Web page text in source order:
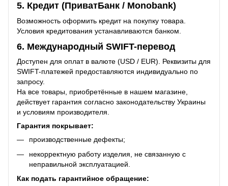
5. Кредит (ПриватБанк / Monobank)
Возможность оформить кредит на покупку товара.
Условия кредитования устанавливаются банком.
6. Международный SWIFT-перевод
Доступен для оплат в валюте (USD / EUR). Реквизиты для
SWIFT-платежей предоставляются индивидуально по
запросу.
На все товары, приобретённые в нашем магазине,
действует гарантия согласно законодательству Украины
и условиям производителя.
Гарантия покрывает:
производственные дефекты;
некорректную работу изделия, не связанную с
неправильной эксплуатацией.
Как подать гарантийное обращение: